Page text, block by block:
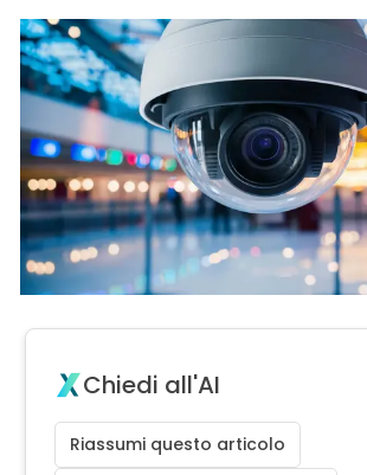
Chiedi all'AI
Riassumi questo articolo